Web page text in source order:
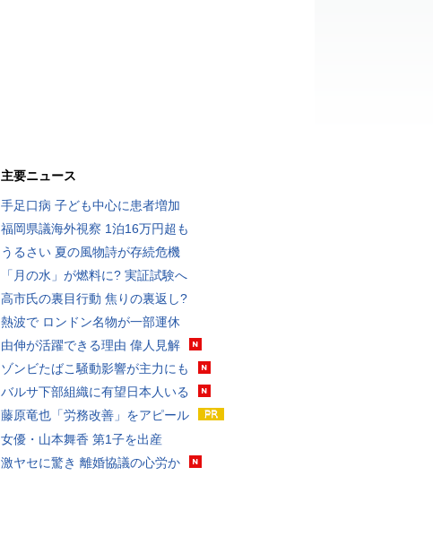
主要ニュース
手足口病 子ども中心に患者増加
福岡県議海外視察 1泊16万円超も
うるさい 夏の風物詩が存続危機
「月の水」が燃料に? 実証試験へ
高市氏の裏目行動 焦りの裏返し?
熱波で ロンドン名物が一部運休
由伸が活躍できる理由 偉人見解
ゾンビたばこ騒動影響が主力にも
バルサ下部組織に有望日本人いる
藤原竜也「労務改善」をアピール
女優・山本舞香 第1子を出産
激ヤセに驚き 離婚協議の心労か